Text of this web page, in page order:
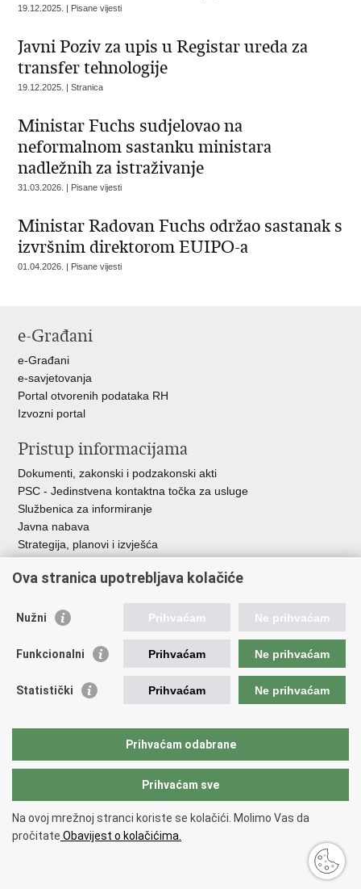
19.12.2025. | Pisane vijesti
Javni Poziv za upis u Registar ureda za
transfer tehnologije
19.12.2025. | Stranica
Ministar Fuchs sudjelovao na
neformalnom sastanku ministara
nadležnih za istraživanje
31.03.2026. | Pisane vijesti
Ministar Radovan Fuchs održao sastanak s
izvršnim direktorom EUIPO-a
01.04.2026. | Pisane vijesti
e-Građani
e-Građani
e-savjetovanja
Portal otvorenih podataka RH
Izvozni portal
Pristup informacijama
Dokumenti, zakonski i podzakonski akti
PSC - Jedinstvena kontaktna točka za usluge
Službenica za informiranje
Javna nabava
Strategija, planovi i izvješća
Korisne poveznice
Vlada RH
ASOO
CARNET
Copyright © 2026 Ministarstvo znanosti, obrazovanja i mladih.
korištenjaIzjava o pristupačnosti
Ova stranica upotrebljava kolačiće
Nužni Prihvaćam Ne prihvaćam
Funkcionalni Prihvaćam Ne prihvaćam
Statistički Prihvaćam Ne prihvaćam
Prihvaćam odabrane
Prihvaćam sve
Na ovoj mrežnoj stranci koriste se kolačići. Molimo Vas da
pročitate Obavijest o kolačićima.